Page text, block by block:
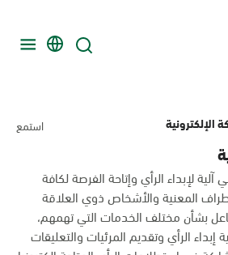
الإلكترونية استمع
آلية لإبداء الرأي وإتاحة الفرصة لكافة
المعنية والأشخاص ذوي العلاقة
بشأن مختلف الخدمات التي تهمهم،
الرأي وتقديم المرئيات والتعليقات